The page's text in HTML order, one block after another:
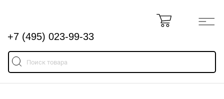
+7 (495) 023-99-33